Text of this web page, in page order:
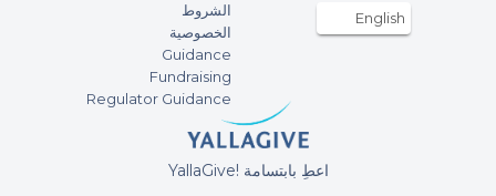
الشروط
الخصوصية
Guidance
Fundraising
Regulator Guidance
English
YallaGive! اعطِ بابتسامة